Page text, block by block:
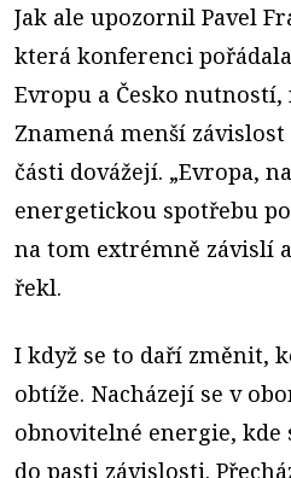
Jak ale upozornil Pavel
která konferenci
Evropu a Česko
Znamená menší
části dovážejí. „Evropa,
energetickou spotřebu
na tom extrémně závislí
řekl.
I když se to daří změnit,
obtíže. Nacházejí se v
obnovitelné energie, kde
do pasti závislosti.